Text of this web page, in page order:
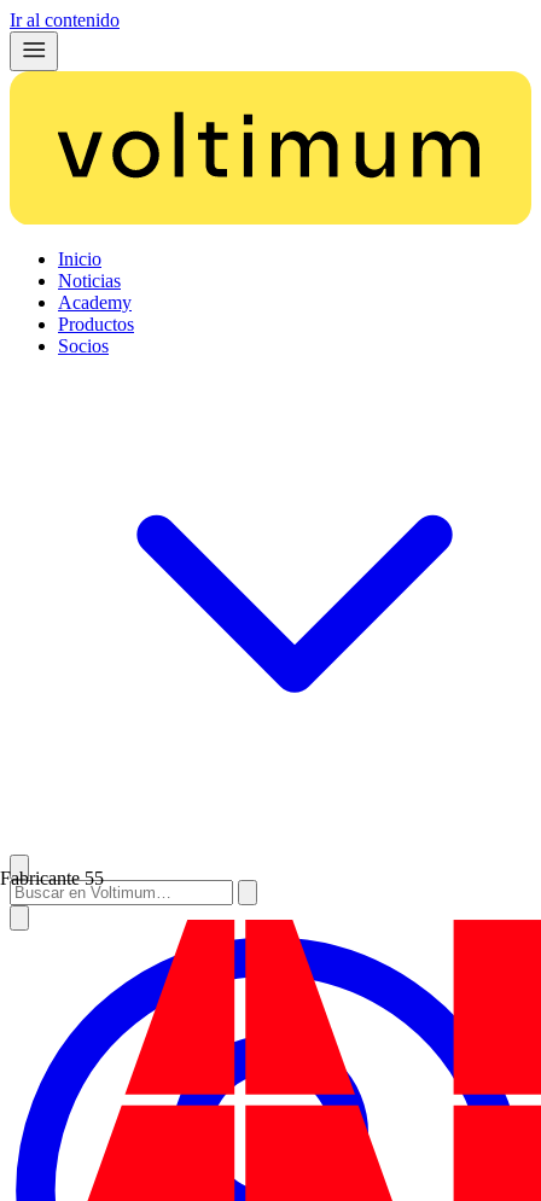
Ir al contenido
Inicio
Noticias
Academy
Productos
Socios
Fabricante 55